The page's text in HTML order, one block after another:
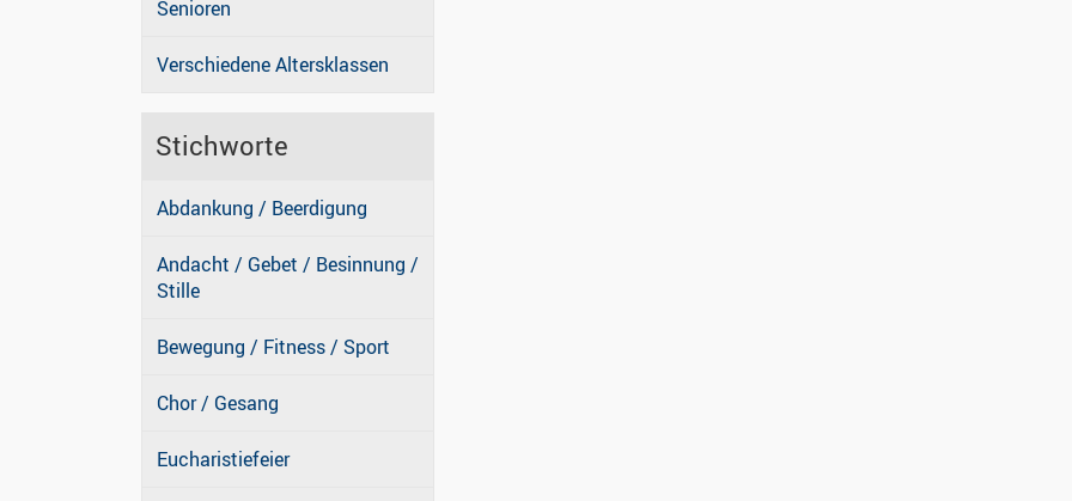
Senioren
Verschiedene Altersklassen
Stichworte
Abdankung / Beerdigung
Andacht / Gebet / Besinnung /
Stille
Bewegung / Fitness / Sport
Chor / Gesang
Eucharistiefeier